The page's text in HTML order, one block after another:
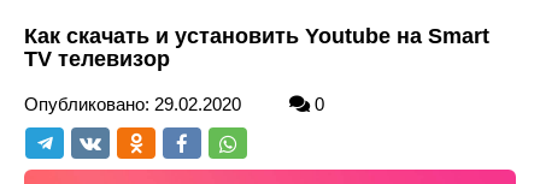
Как скачать и установить Youtube на Smart
TV телевизор
Опубликовано: 29.02.2020 0